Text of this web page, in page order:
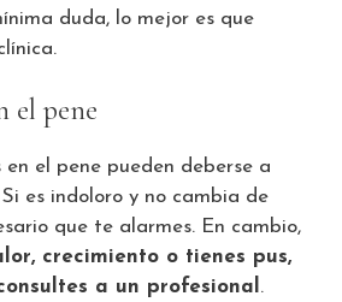
duda, lo mejor es que
el pene
en el pene pueden deberse a
es indoloro y no cambia de
que te alarmes. En cambio,
crecimiento o tienes pus,
a un profesional .